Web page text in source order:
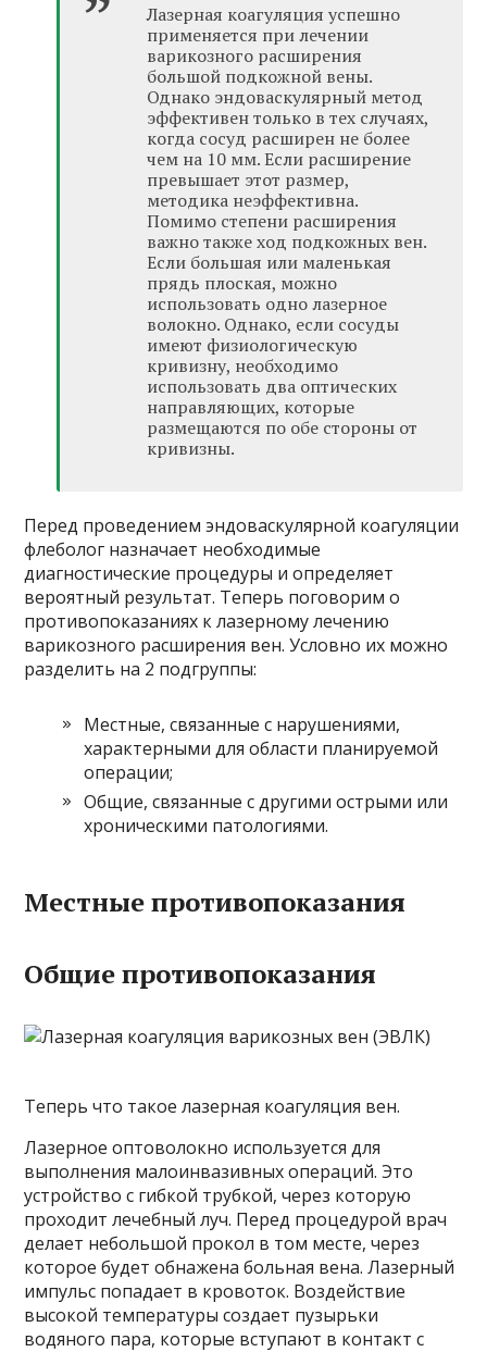
Лазерная коагуляция успешно
применяется при лечении
варикозного расширения
большой подкожной вены.
Однако эндоваскулярный метод
эффективен только в тех случаях,
когда сосуд расширен не более
чем на 10 мм. Если расширение
превышает этот размер,
методика неэффективна.
Помимо степени расширения
важно также ход подкожных вен.
Если большая или маленькая
прядь плоская, можно
использовать одно лазерное
волокно. Однако, если сосуды
имеют физиологическую
кривизну, необходимо
использовать два оптических
направляющих, которые
размещаются по обе стороны от
кривизны.
Перед проведением эндоваскулярной коагуляции
флеболог назначает необходимые
диагностические процедуры и определяет
вероятный результат. Теперь поговорим о
противопоказаниях к лазерному лечению
варикозного расширения вен. Условно их можно
разделить на 2 подгруппы:
Местные, связанные с нарушениями,
характерными для области планируемой
операции;
Общие, связанные с другими острыми или
хроническими патологиями.
Местные противопоказания
Общие противопоказания
Теперь что такое лазерная коагуляция вен.
Лазерное оптоволокно используется для
выполнения малоинвазивных операций. Это
устройство с гибкой трубкой, через которую
проходит лечебный луч. Перед процедурой врач
делает небольшой прокол в том месте, через
которое будет обнажена больная вена. Лазерный
импульс попадает в кровоток. Воздействие
высокой температуры создает пузырьки
водяного пара, которые вступают в контакт с